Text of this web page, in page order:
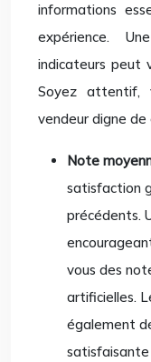
informations
expérience.
indicateurs peut
Soyez attentif,
vendeur digne de
Note
satisfaction
précédents.
vous des
artificielles.
également
satisfaisante